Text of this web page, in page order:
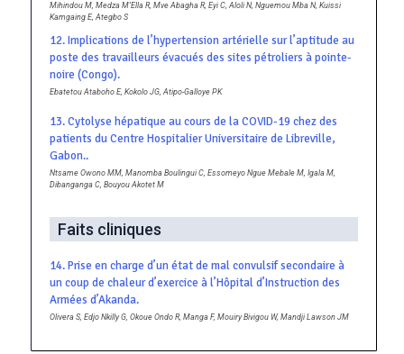
Mihindou M, Medza M’Ella R, Mve Abagha R, Eyi C, Aloli N, Nguemou Mba N, Kuissi
Kamgaing E, Ategbo S
12. Implications de l’hypertension artérielle sur l’aptitude au
poste des travailleurs évacués des sites pétroliers à pointe-
noire (Congo).
Ebatetou Ataboho E, Kokolo JG, Atipo-Galloye PK
13. Cytolyse hépatique au cours de la COVID-19 chez des
patients du Centre Hospitalier Universitaire de Libreville,
Gabon..
Ntsame Owono MM, Manomba Boulingui C, Essomeyo Ngue Mebale M, Igala M,
Dibanganga C, Bouyou Akotet M
Faits cliniques
14. Prise en charge d’un état de mal convulsif secondaire à
un coup de chaleur d’exercice à l’Hôpital d’Instruction des
Armées d’Akanda.
Olivera S, Edjo Nkilly G, Okoue Ondo R, Manga F, Mouiry Bivigou W, Mandji Lawson JM